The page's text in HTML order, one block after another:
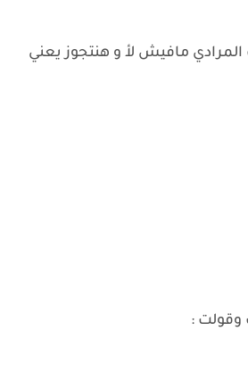
مافيش لأ و هنتجوز يعني
وقولت :